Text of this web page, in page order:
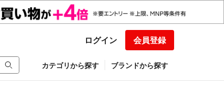
ログイン 会員登録
カテゴリから探す ブランドから探す